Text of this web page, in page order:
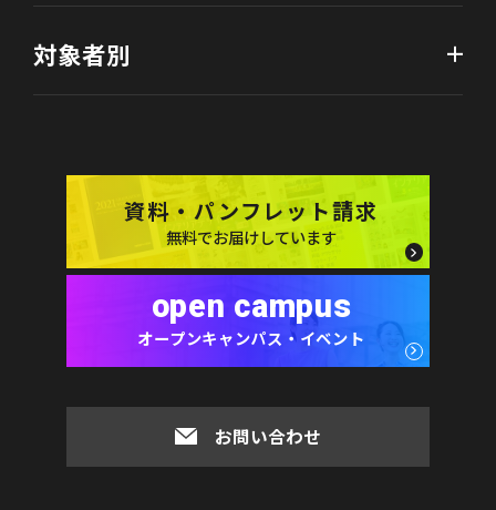
対象者別
資料・パンフレット請求
無料でお届けしています
open campus
オープンキャンパス・イベント
お問い合わせ